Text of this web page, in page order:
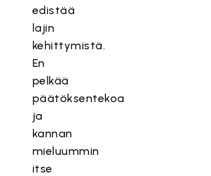
edistää
lajin
kehittymistä.
En
pelkää
päätöksentekoa
ja
kannan
mieluummin
itse